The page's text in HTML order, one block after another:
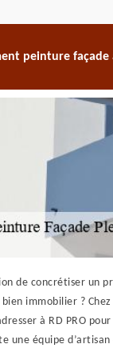
peinture façade
de concrétiser un
immobilier ?
à RD PRO
une équipe